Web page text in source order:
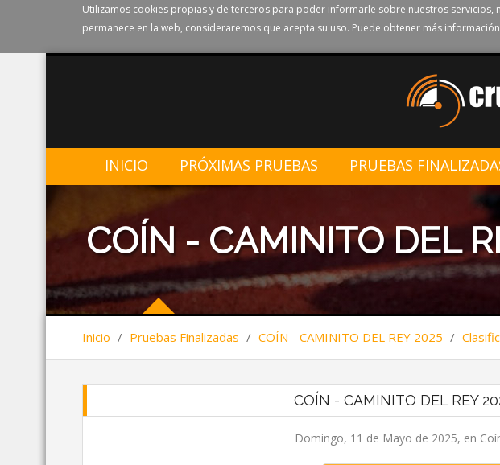
Utilizamos cookies propias y de terceros para poder informarle sobre nuestros servicios,
permanece en la web, consideraremos que acepta su uso. Puede obtener más
INICIO PRÓXIMAS PRUEBAS PRUEBAS
COÍN - CAMINITO DEL
Inicio / Pruebas Finalizadas / COÍN - CAMINITO DEL REY 2025 /
COÍN - CAMINITO DEL REY
Domingo, 11 de Mayo de 2025, en